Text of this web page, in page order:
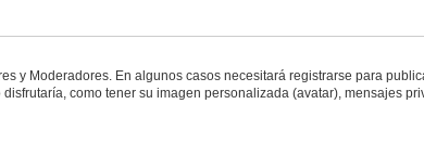
y Moderadores. En algunos casos necesitará registrarse para
como tener su imagen personalizada (avatar), mensajes